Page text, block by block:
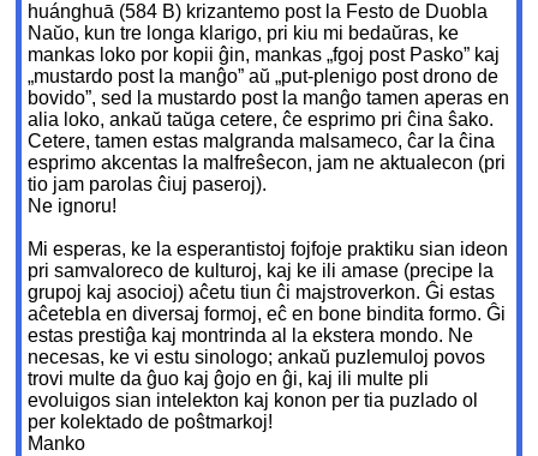
huánghuā (584 B) krizantemo post la Festo de Duobla
Naŭo, kun tre longa klarigo, pri kiu mi bedaŭras, ke
mankas loko por kopii ĝin, mankas „fgoj post Pasko” kaj
„mustardo post la manĝo” aŭ „put-plenigo post drono de
bovido”, sed la mustardo post la manĝo tamen aperas en
alia loko, ankaŭ taŭga cetere, ĉe esprimo pri ĉina ŝako.
Cetere, tamen estas malgranda malsameco, ĉar la ĉina
esprimo akcentas la malfreŝecon, jam ne aktualecon (pri
tio jam parolas ĉiuj paseroj).
Ne ignoru!
Mi esperas, ke la esperantistoj fojfoje praktiku sian ideon
pri samvaloreco de kulturoj, kaj ke ili amase (precipe la
grupoj kaj asocioj) aĉetu tiun ĉi majstroverkon. Ĝi estas
aĉetebla en diversaj formoj, eĉ en bone bindita formo. Ĝi
estas prestiĝa kaj montrinda al la ekstera mondo. Ne
necesas, ke vi estu sinologo; ankaŭ puzlemuloj povos
trovi multe da ĝuo kaj ĝojo en ĝi, kaj ili multe pli
evoluigos sian intelekton kaj konon per tia puzlado ol
per kolektado de poŝtmarkoj!
Manko